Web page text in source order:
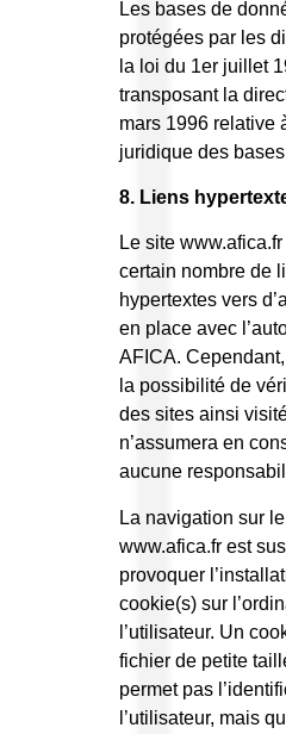
Les bases de
protégées par les
la loi du 1er juillet
transposant la
mars 1996 relative
juridique des
8. Liens
Le site
certain nombre de
hypertextes vers
en place avec
AFICA.
la possibilité de
des sites ainsi
n’assumera en
aucune
La navigation sur
www.afica.fr est
provoquer
cookie(s) sur
l’utilisateur. Un
fichier de petite
permet pas
l’utilisateur, mais